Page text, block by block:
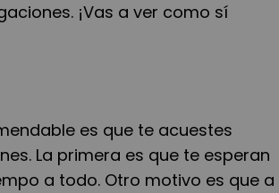
¡Vas a ver como sí
es que te acuestes
La primera es que te esperan
a todo. Otro motivo es que a